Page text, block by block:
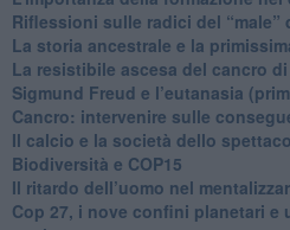
Riflessioni sulle radici del “male”
​La storia ancestrale e la
​La resistibile ascesa del cancro
Sigmund Freud e l’eutanasia
Cancro: intervenire sulle
​Il calcio e la società dello
Biodiversità e COP15
​Il ritardo dell’uomo nel
​Cop 27, i nove confini planetari e